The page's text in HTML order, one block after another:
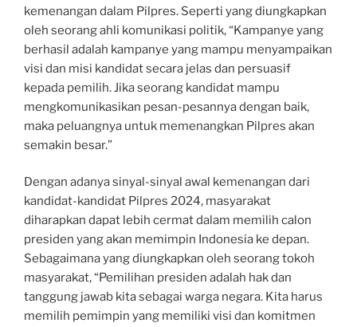
kemenangan dalam Pilpres. Seperti yang diungkapkan
oleh seorang ahli komunikasi politik, “Kampanye yang
berhasil adalah kampanye yang mampu menyampaikan
visi dan misi kandidat secara jelas dan persuasif
kepada pemilih. Jika seorang kandidat mampu
mengkomunikasikan pesan-pesannya dengan baik,
maka peluangnya untuk memenangkan Pilpres akan
semakin besar.”
Dengan adanya sinyal-sinyal awal kemenangan dari
kandidat-kandidat Pilpres 2024, masyarakat
diharapkan dapat lebih cermat dalam memilih calon
presiden yang akan memimpin Indonesia ke depan.
Sebagaimana yang diungkapkan oleh seorang tokoh
masyarakat, “Pemilihan presiden adalah hak dan
tanggung jawab kita sebagai warga negara. Kita harus
memilih pemimpin yang memiliki visi dan komitmen